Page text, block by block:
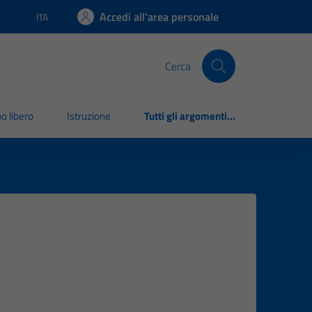
Lingua attiva:
ITA Accedi all'area personale
Cerca
libero Istruzione Tutti gli argomenti...